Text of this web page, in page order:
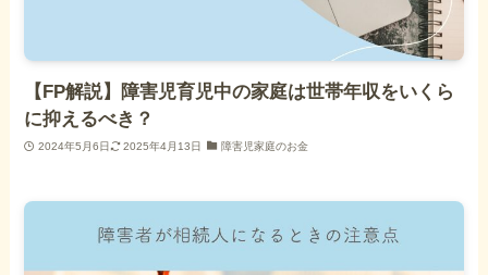
【FP解説】障害児育児中の家庭は世帯年収をいくら
に抑えるべき？
2024年5月6日 2025年4月13日 障害児家庭のお金